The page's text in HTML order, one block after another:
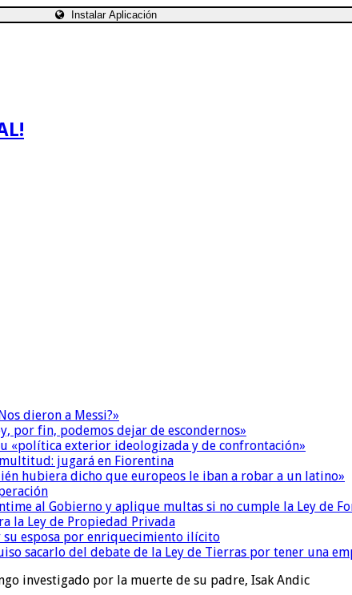
Instalar Aplicación
dieron a Messi?»
por fin, podemos dejar de escondernos»
«política exterior ideologizada y de confrontación»
jugará en Fiorentina
hubiera dicho que europeos le iban a robar a un latino»
al Gobierno y aplique multas si no cumple la Ley de
la Ley de Propiedad Privada
su esposa por enriquecimiento ilícito
sacarlo del debate de la Ley de Tierras por tener una
investigado por la muerte de su padre, Isak Andic